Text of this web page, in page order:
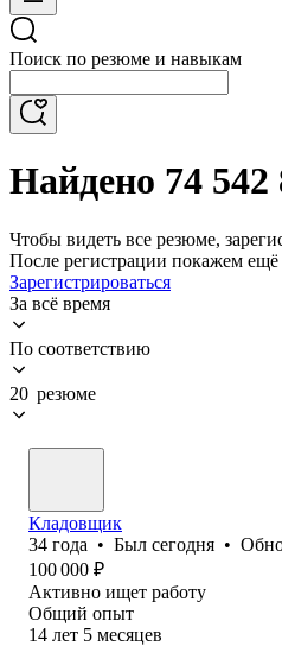
Поиск по резюме и навыкам
Найдено 74 542
Чтобы видеть все резюме,
После регистрации покажем
Зарегистрироваться
За всё время
По соответствию
20 резюме
Кладовщик
34 года • Был сегодня •
100 000 ₽
Активно ищет работу
Общий опыт
14 лет 5 месяцев